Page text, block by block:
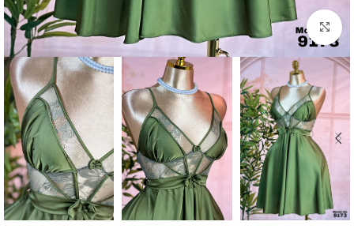
Click to enlarge